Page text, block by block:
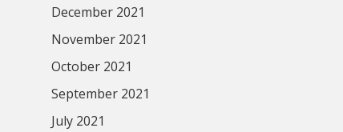
December 2021
November 2021
October 2021
September 2021
July 2021